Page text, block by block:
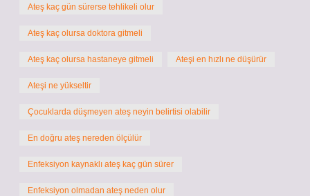
Ateş kaç gün sürerse tehlikeli olur
Ateş kaç olursa doktora gitmeli
Ateş kaç olursa hastaneye gitmeli Ateşi en hızlı ne düşürür
Ateşi ne yükseltir
Çocuklarda düşmeyen ateş neyin belirtisi olabilir
En doğru ateş nereden ölçülür
Enfeksiyon kaynaklı ateş kaç gün sürer
Enfeksiyon olmadan ateş neden olur